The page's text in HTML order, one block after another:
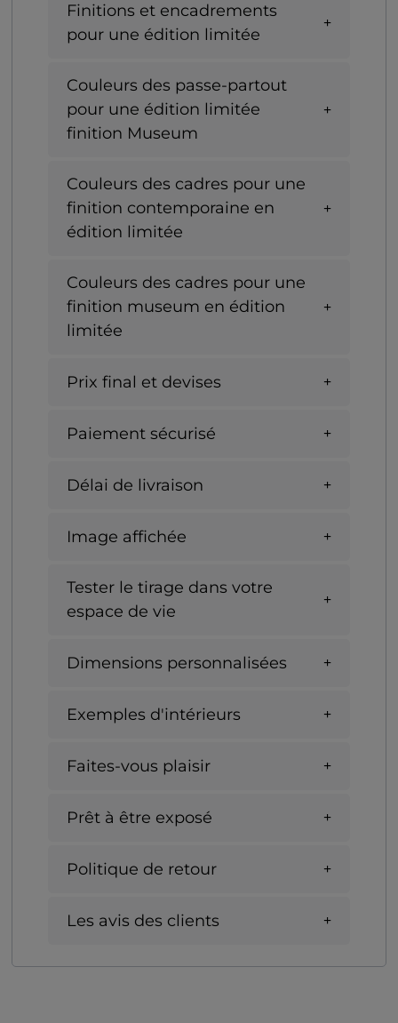
Finitions et encadrements
pour une édition limitée
Couleurs des passe-partout
pour une édition limitée
finition Museum
Couleurs des cadres pour une
finition contemporaine en
édition limitée
Couleurs des cadres pour une
finition museum en édition
limitée
Prix final et devises
Paiement sécurisé
Délai de livraison
Image affichée
Tester le tirage dans votre
espace de vie
Dimensions personnalisées
Exemples d'intérieurs
Faites-vous plaisir
Prêt à être exposé
Politique de retour
Les avis des clients